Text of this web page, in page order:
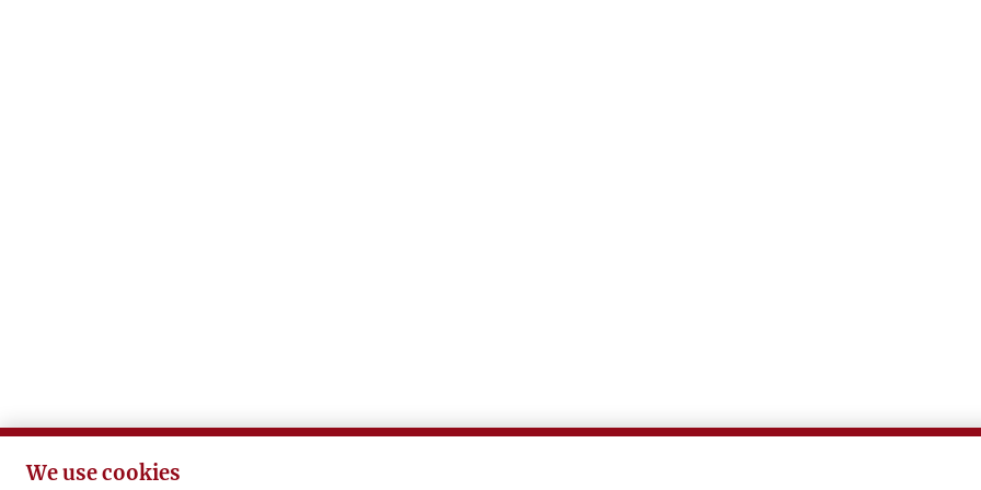
We use cookies